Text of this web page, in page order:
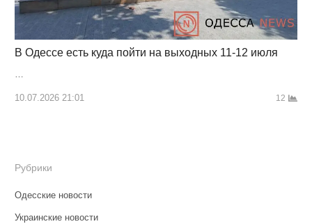
В Одессе есть куда пойти на выходных 11-12 июля
…
10.07.2026 21:01 12
Рубрики
Одесские новости
Украинские новости